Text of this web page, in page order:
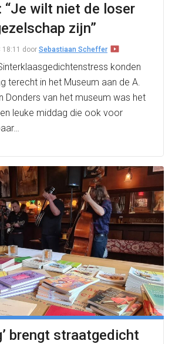
“Je wilt niet de loser
zijn”
door Sebastiaan Scheffer
konden
terecht in het Museum aan de A.
Donders van het museum was het
leuke middag die ook voor
brengt straatgedicht